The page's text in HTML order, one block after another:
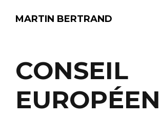
MARTIN BERTRAND
CONSEIL
EUROPÉEN